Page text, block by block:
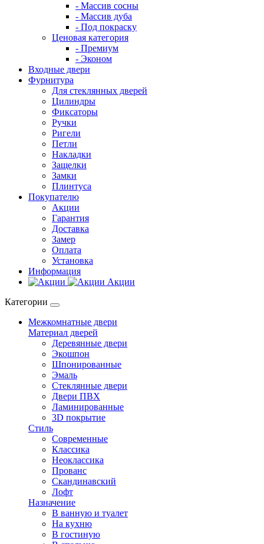
- Массив сосны
- Массив дуба
- Под покраску
Ценовая категория
- Премиум
- Эконом
Входные двери
Фурнитура
Для стеклянных дверей
Цилиндры
Фиксаторы
Ручки
Ригели
Петли
Накладки
Защелки
Замки
Плинтуса
Покупателю
Акции
Гарантия
Доставка
Замер
Оплата
Установка
Информация
Акции
Категории
Межкомнатные двери
Материал дверей
Деревянные двери
Экошпон
Шпонированные
Эмаль
Стеклянные двери
Двери ПВХ
Ламинированные
3D покрытие
Стиль
Современные
Классика
Неоклассика
Прованс
Скандинавский
Лофт
Назначение
В ванную и туалет
На кухню
В гостиную